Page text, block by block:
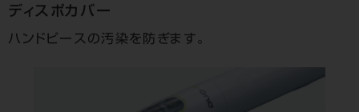
ディスポカバー
ハンドピースの汚染を 防ぎます。